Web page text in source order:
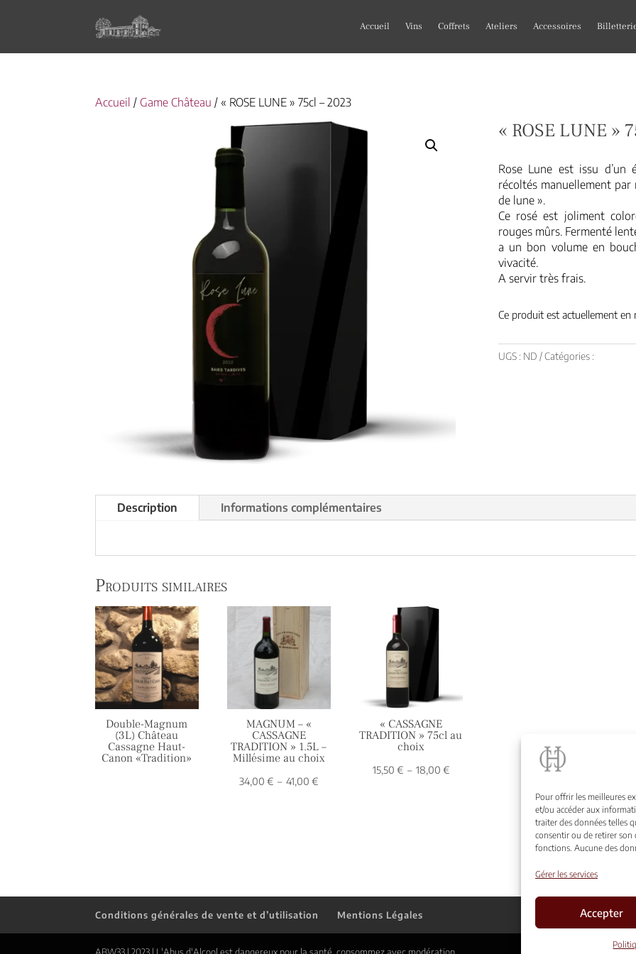
Pour offrir les meilleures
et/ou accéder aux
traiter des données telles
consentir ou de retirer son
fonctions. Aucune des
Gérer les services
Accepter
Accueil Vins Coffrets Ateliers Accessoires
Accueil / Game Château / « ROSE LUNE » 75cl – 2023
« ROSE LUNE »
Rose Lune est issu d’un
récoltés manuellement
de lune ».
Ce rosé est joliment
rouges mûrs. Fermenté
a un bon volume en
vivacité.
A servir très frais.
Ce produit est actuellement
UGS : ND Catégories :
Description Informations complémentaires
Produits similaires
Double-Magnum
(3L) Château
Cassagne Haut-
Canon «Tradition»
MAGNUM – «
CASSAGNE
TRADITION » 1.5L –
Millésime au choix
34,00€ – 41,00€Plage
« CASSAGNE
TRADITION » 75cl au
choix
15,50 € – 18,00 €Plage
Conditions générales de vente et d’utilisation Mentions Légales